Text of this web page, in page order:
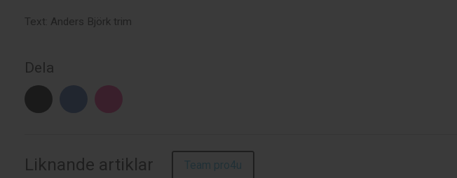
Text: Anders Björk trim
Dela
Liknande artiklar Team pro4u